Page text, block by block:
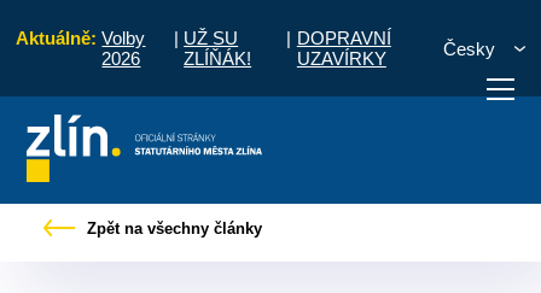
Aktuálně: Volby
2026
| UŽ SU
ZLÍŇÁK!
| DOPRAVNÍ
UZAVÍRKY
Česky
vyřídit Potřebuji zaplatit
Zpět na všechny články